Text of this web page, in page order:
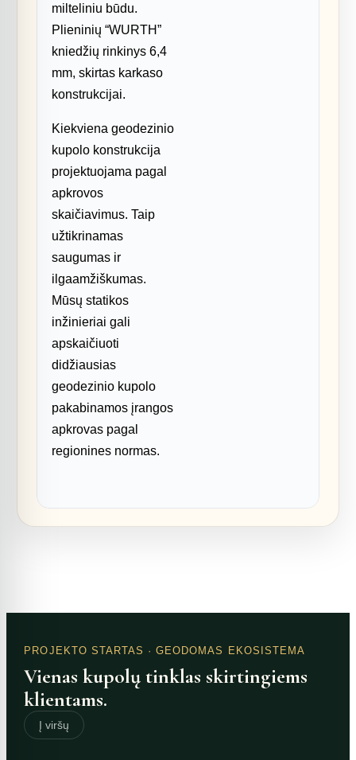
milteliniu būdu.
Plieninių “WURTH”
kniedžių rinkinys 6,4
mm, skirtas karkaso
konstrukcijai.
Kiekviena geodezinio
kupolo konstrukcija
projektuojama pagal
apkrovos
skaičiavimus. Taip
užtikrinamas
saugumas ir
ilgaamžiškumas.
Mūsų statikos
inžinieriai gali
apskaičiuoti
didžiausias
geodezinio kupolo
pakabinamos įrangos
apkrovas pagal
regionines normas.
PROJEKTO STARTAS · GEODOMAS EKOSISTEMA
Vienas kupolų tinklas skirtingiems
klientams.
Į viršų